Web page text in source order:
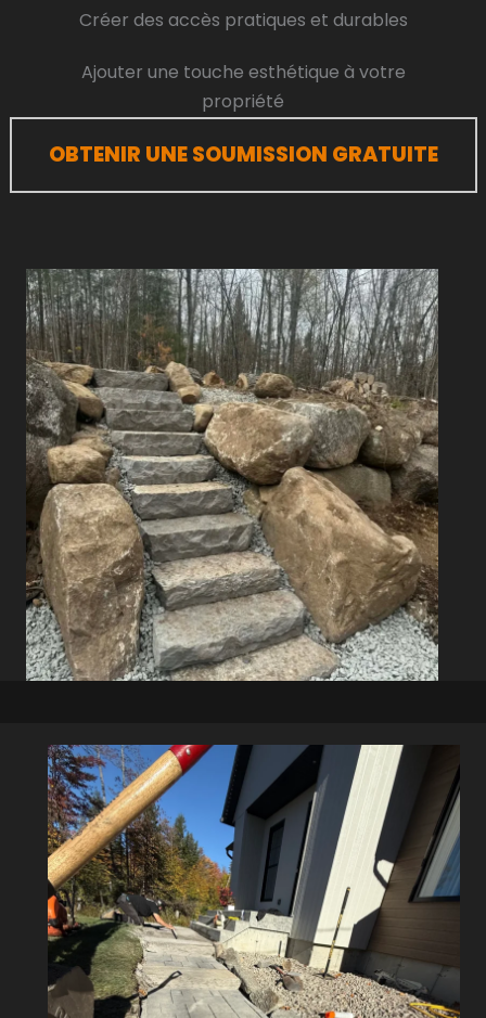
Créer des accès pratiques et durables
Ajouter une touche esthétique à votre
propriété
OBTENIR UNE SOUMISSION GRATUITE